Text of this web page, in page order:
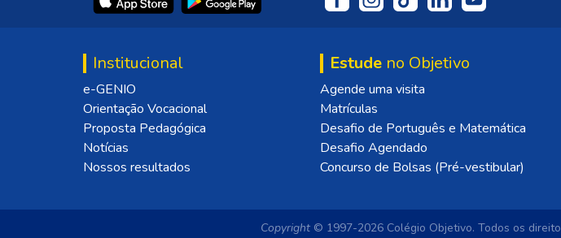
Institucional
e-GENIO
Orientação Vocacional
Proposta Pedagógica
Notícias
Nossos resultados
Estude no Objetivo
Agende uma visita
Matrículas
Desafio de Português e Matemática
Desafio Agendado
Concurso de Bolsas (Pré-vestibular)
Copyright © 1997-2026 Colégio Objetivo. Todos os